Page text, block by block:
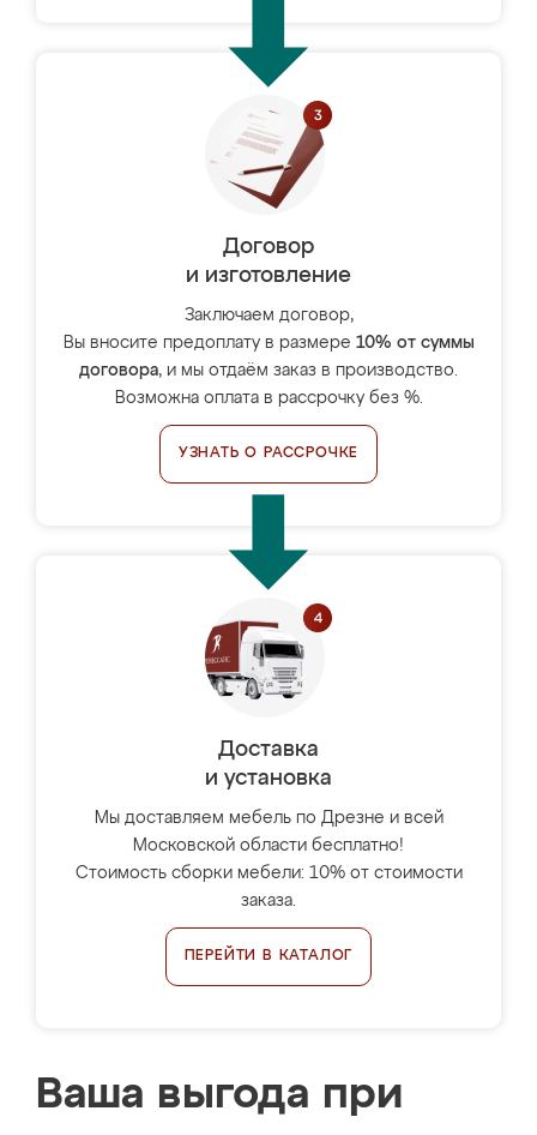
Договор
и изготовление
Заключаем договор,
Вы вносите предоплату в размере 10% от суммы
договора, и мы отдаём заказ в производство.
Возможна оплата в рассрочку без %.
УЗНАТЬ О РАССРОЧКЕ
Доставка
и установка
Мы доставляем мебель по Дрезне и всей
Московской области бесплатно!
Стоимость сборки мебели: 10% от стоимости
заказа.
ПЕРЕЙТИ В КАТАЛОГ
Ваша выгода при